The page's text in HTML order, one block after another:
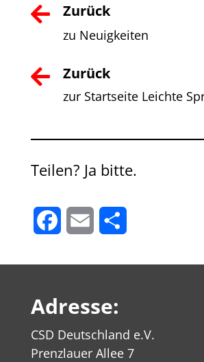
 Zurück
zu Neuigkeiten
 Zurück
zur Startseite Leichte
Teilen? Ja bitte.
Facebook
Email
Adresse:
CSD Deutschland e.V.
Prenzlauer Allee 7